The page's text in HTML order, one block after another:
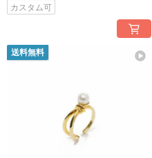
カスタム可
送料無料